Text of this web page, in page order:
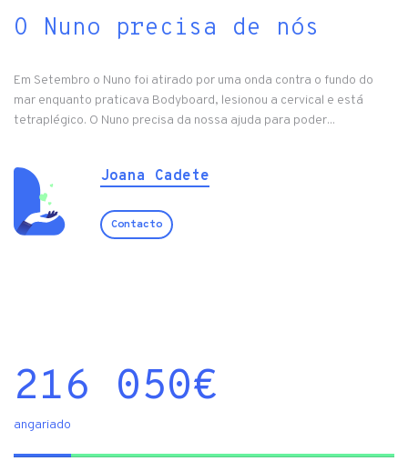
O Nuno precisa de nós
Em Setembro o Nuno foi atirado por uma onda contra o fundo do
mar enquanto praticava Bodyboard, lesionou a cervical e está
tetraplégico. O Nuno precisa da nossa ajuda para poder...
Joana Cadete
Contacto
216 050€
angariado